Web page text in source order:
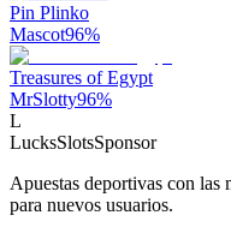
Pin Plinko
Mascot96%
Treasures of Egypt
MrSlotty96%
L
LucksSlotsSponsor
Apuestas deportivas con las
para nuevos usuarios.